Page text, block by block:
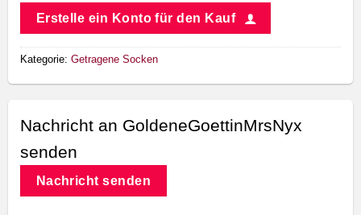
Erstelle ein Konto für den Kauf
Kategorie: Getragene Socken
Nachricht an GoldeneGoettinMrsNyx
senden
Nachricht senden